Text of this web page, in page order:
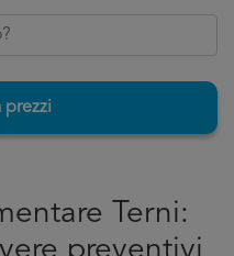
prezzi
Terni: